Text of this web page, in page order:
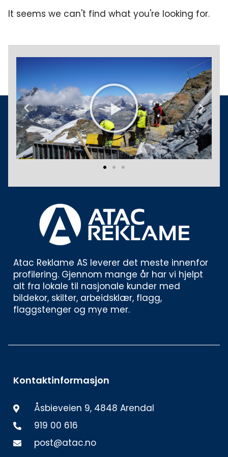
It seems we can't find what you're looking for.
Play
Previous Next
Atac Reklame AS leverer det meste innenfor
profilering. Gjennom mange år har vi hjelpt
alt fra lokale til nasjonale kunder med
bildekor, skilter, arbeidsklær, flagg,
flaggstenger og mye mer.
Kontaktinformasjon
Åsbieveien 9, 4848 Arendal
919 00 616
post@atac.no